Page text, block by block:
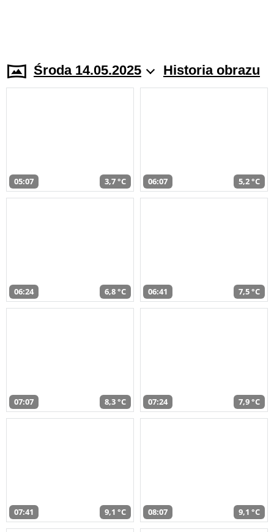
Środa 14.05.2025 Historia obrazu
05:07 3,7 °C 06:07 5,2 °C
06:24 6,8 °C 06:41 7,5 °C
07:07 8,3 °C 07:24 7,9 °C
07:41 9,1 °C 08:07 9,1 °C